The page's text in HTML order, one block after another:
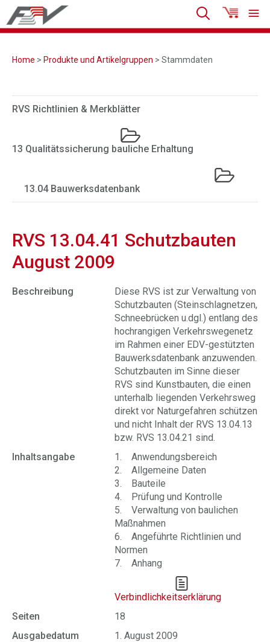
Home > Produkte und Artikelgruppen > Stammdaten
RVS Richtlinien & Merkblätter
13 Qualitätssicherung bauliche Erhaltung
13.04 Bauwerksdatenbank
RVS 13.04.41 Schutzbauten
August 2009
Beschreibung
Diese RVS ist zur Verwaltung von
Schutzbauten (Steinschlagnetzen,
Schneebrücken u.dgl.) entlang des
hochrangigen Verkehrswegenetz
im Rahmen einer EDV-gestützten
Bauwerksdatenbank anzuwenden.
Schutzbauten im Sinne dieser
RVS sind Kunstbauten, die einen
unterhalb liegenden Verkehrsweg
direkt vor Naturgefahren schützen
und nicht Inhalt der RVS 13.04.13
bzw. RVS 13.04.21 sind.
Inhaltsangabe
1. Anwendungsbereich
2. Allgemeine Daten
3. Bauteile
4. Prüfung und Kontrolle
5. Verwaltung von baulichen
Maßnahmen
6. Angeführte Richtlinien und
Normen
7. Anhang
Verbindlichkeitserklärung
Seiten
18
Ausgabedatum
1. August 2009